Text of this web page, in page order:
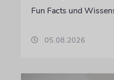
Fun Facts und
05.08.2026